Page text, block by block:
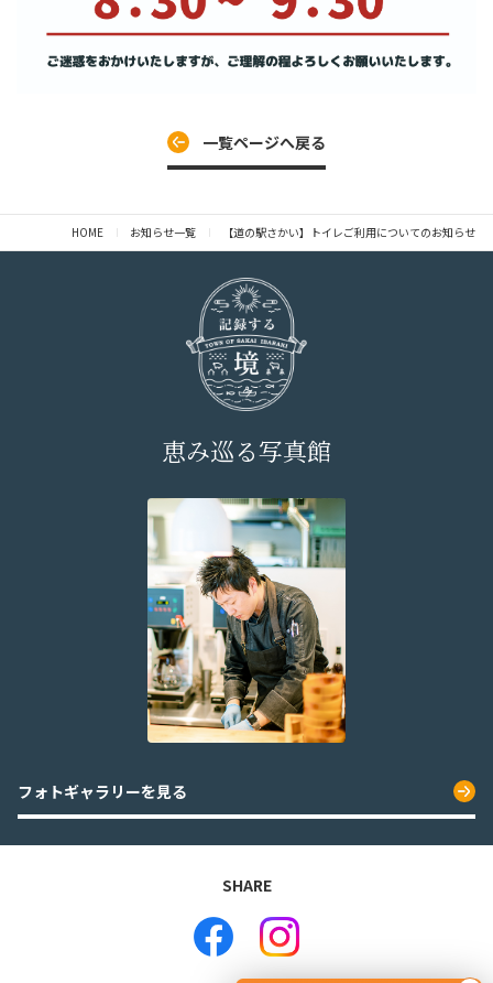
一覧ページへ戻る
HOME お知らせ一覧 【道の駅さかい】トイレご利用についてのお知らせ
恵み巡る写真館
フォトギャラリーを見る